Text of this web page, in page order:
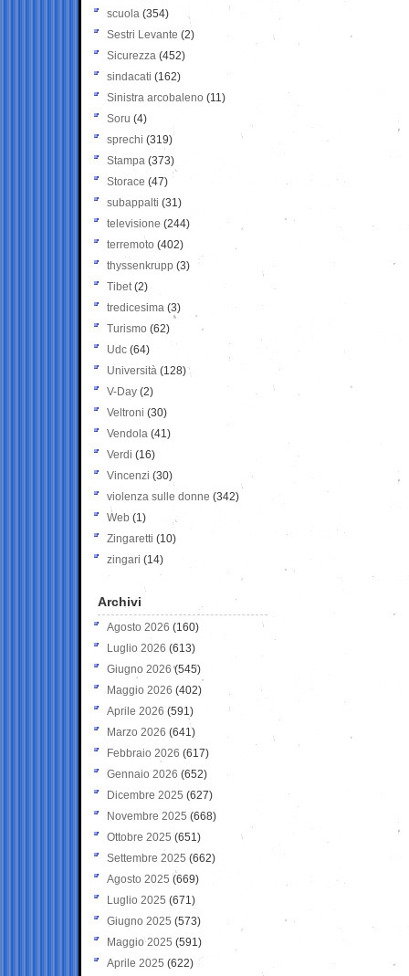
scuola (354)
Sestri Levante (2)
Sicurezza (452)
sindacati (162)
Sinistra arcobaleno (11)
Soru (4)
sprechi (319)
Stampa (373)
Storace (47)
subappalti (31)
televisione(244)
terremoto (402)
thyssenkrupp (3)
Tibet(2)
tredicesima (3)
Turismo (62)
Udc (64)
Università (128)
V-Day (2)
Veltroni (30)
Vendola (41)
Verdi (16)
Vincenzi (30)
violenza sulle donne (342)
Web (1)
Zingaretti (10)
zingari (14)
Archivi
Agosto 2026 (160)
Luglio 2026 (613)
Giugno 2026 (545)
Maggio 2026 (402)
Aprile 2026 (591)
Marzo 2026 (641)
Febbraio 2026 (617)
Gennaio 2026 (652)
Dicembre 2025 (627)
Novembre 2025 (668)
Ottobre 2025 (651)
Settembre 2025 (662)
Agosto 2025 (669)
Luglio 2025 (671)
Giugno 2025 (573)
Maggio 2025 (591)
Aprile 2025 (622)